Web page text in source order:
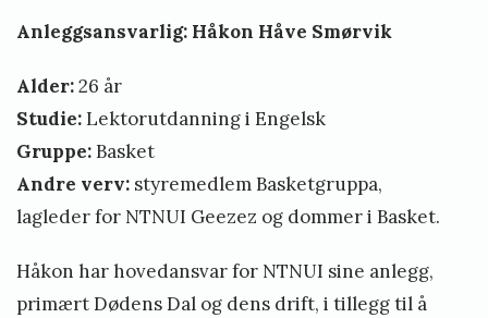
Anleggsansvarlig: Håkon Håve Smørvik
Alder:26 år
Studie:Lektorutdanning i Engelsk
Gruppe:Basket
Andre verv: styremedlem Basketgruppa,
lagleder for NTNUI Geezez og dommer i Basket.
Håkon har hovedansvar for NTNUI sine anlegg,
primært Dødens Dal og dens drift, i tillegg til å